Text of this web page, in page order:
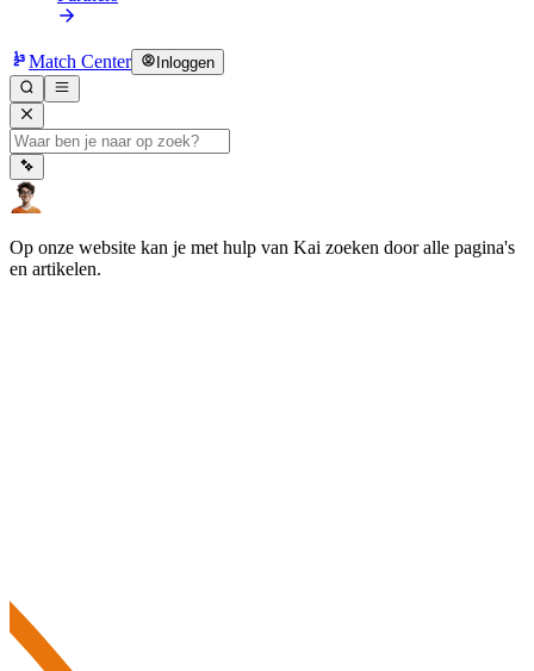
Match Center Inloggen
Op onze website kan je met hulp van Kai zoeken door alle pagina's
en artikelen.